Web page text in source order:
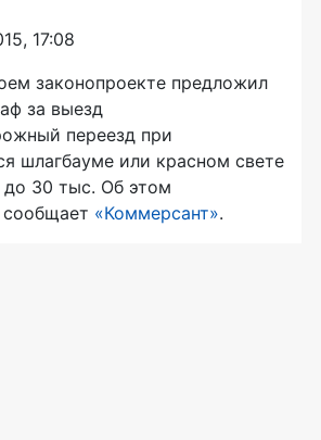
17:08
законопроекте предложил
за выезд
переезд при
шлагбауме или красном свете
до 30 тыс. Об этом
сообщает «Коммерсант».